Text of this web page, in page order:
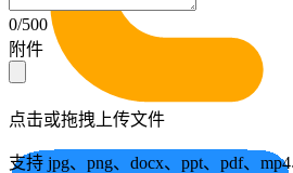
0/500
附件
点击或拖拽上传文件
支持 jpg、png、docx、ppt、pdf、mp4